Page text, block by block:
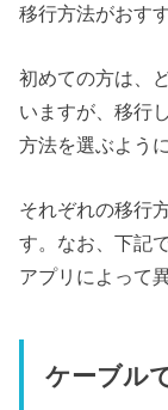
移行方法がおす
初めての方は、
いますが、移行
方法を選ぶよう
それぞれの移行
す。なお、下記
アプリによって
ケーブル